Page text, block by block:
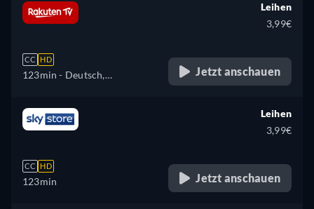
CC HD
123min - Deutsch,
Spanisch, Französisch,
Ungarisch, Italienisch,
Leihen
3,99€
Jetzt anschauen
CC HD
123min
Leihen
3,99€
Jetzt anschauen